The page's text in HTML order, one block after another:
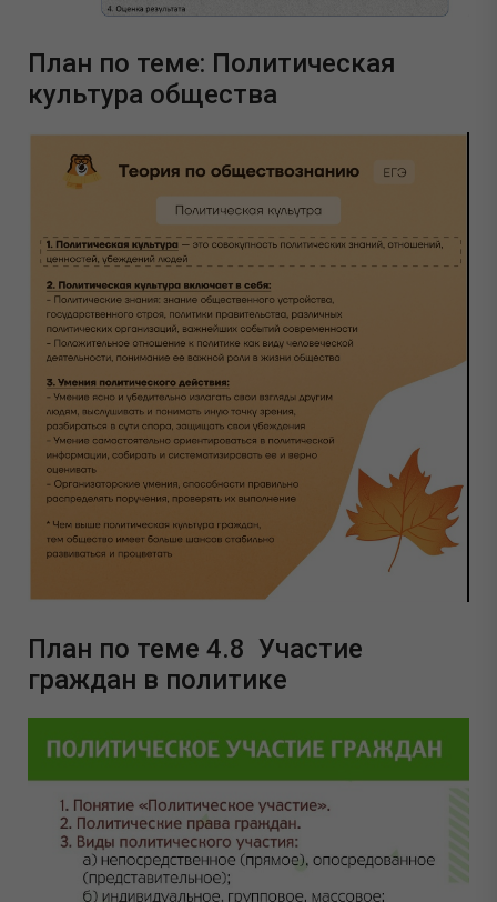
План по теме: Политическая
культура общества
План по теме 4.8 Участие
граждан в политике